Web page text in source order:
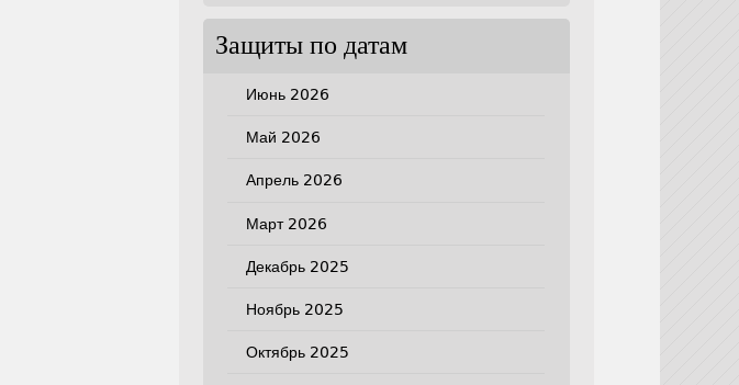
Защиты по датам
Июнь 2026
Май 2026
Апрель 2026
Март 2026
Декабрь 2025
Ноябрь 2025
Октябрь 2025